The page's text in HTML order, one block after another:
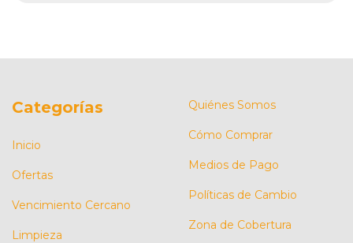
Categorías
Inicio
Ofertas
Vencimiento Cercano
Limpieza
Quiénes Somos
Cómo Comprar
Medios de Pago
Políticas de Cambio
Zona de Cobertura